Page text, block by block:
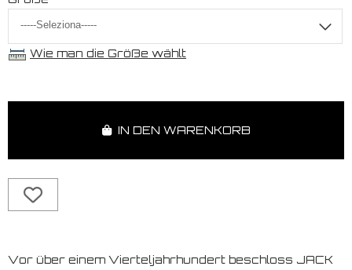
Wie man die Größe wählt
IN DEN WARENKORB
Vor über einem Vierteljahrhundert beschloss JACK